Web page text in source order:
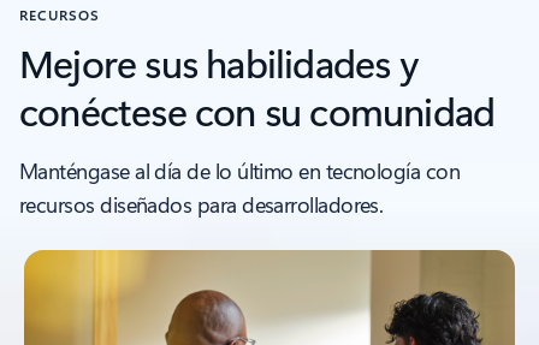
RECURSOS
Mejore sus habilidades y
conéctese con su comunidad
Manténgase al día de lo último en tecnología con
recursos diseñados para desarrolladores.